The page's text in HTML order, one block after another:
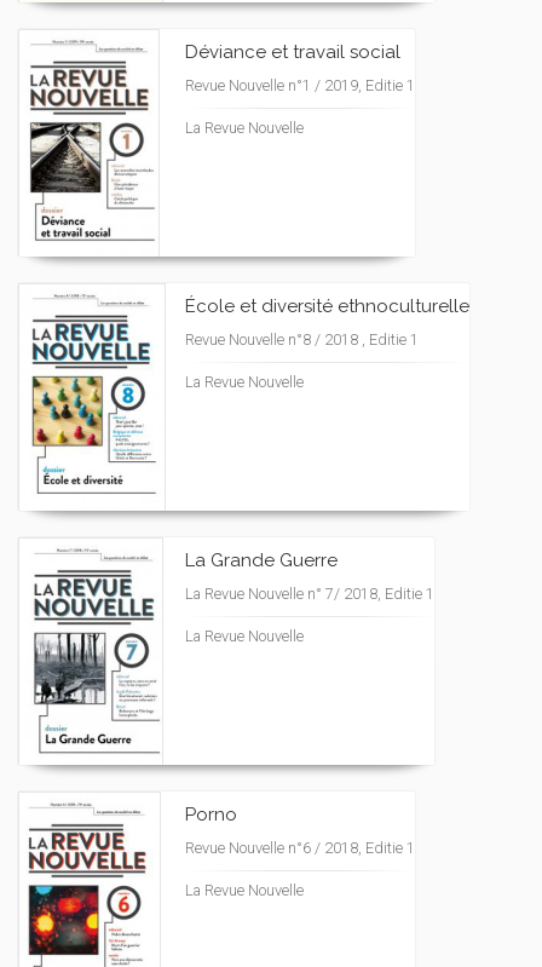
Déviance et travail social
Revue Nouvelle n°1 / 2019, Editie 1
La Revue Nouvelle
École et diversité ethnoculturelle
Revue Nouvelle n°8 / 2018 , Editie 1
La Revue Nouvelle
La Grande Guerre
La Revue Nouvelle n° 7/ 2018, Editie 1
La Revue Nouvelle
Porno
Revue Nouvelle n°6 / 2018, Editie 1
La Revue Nouvelle